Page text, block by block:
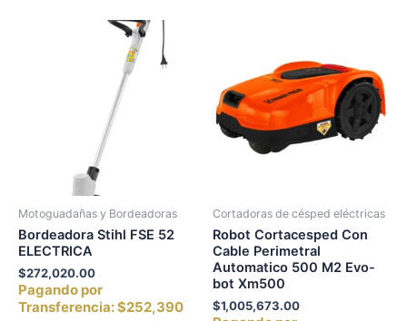
Motoguadañas y Bordeadoras
Bordeadora Stihl FSE 52
ELECTRICA
$272,020.00
Pagando por
Transferencia:$252,390
Cortadoras de césped eléctricas
Robot Cortacesped Con
Cable Perimetral
Automatico 500 M2 Evo-
bot Xm500
$1,005,673.00